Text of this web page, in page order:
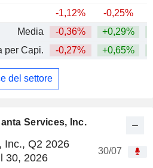
Services, Inc.
Inc., Q2 2026
30, 2026
30/07
-1,12% -0,25%
Media
-0,36% +0,29%
per Capi.
-0,27% +0,65%
del settore